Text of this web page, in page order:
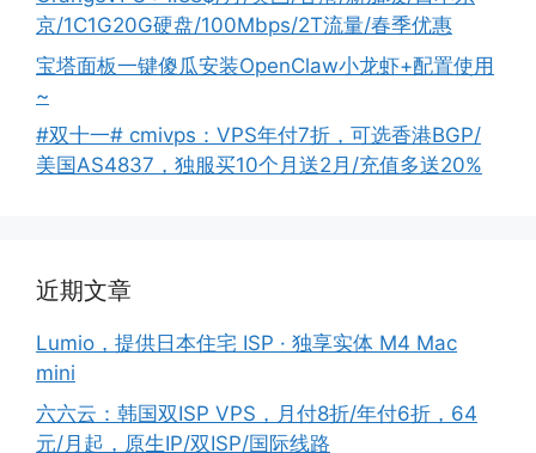
京/1C1G20G硬盘/100Mbps/2T流量/春季优惠
宝塔面板一键傻瓜安装OpenClaw小龙虾+配置使用
~
#双十一# cmivps：VPS年付7折，可选香港BGP/
美国AS4837，独服买10个月送2月/充值多送20%
近期文章
Lumio，提供日本住宅 ISP · 独享实体 M4 Mac
mini
六六云：韩国双ISP VPS，月付8折/年付6折，64
元/月起，原生IP/双ISP/国际线路